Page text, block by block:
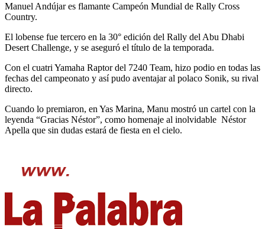
Manuel Andújar es flamante Campeón Mundial de Rally Cross
Country.
El lobense fue tercero en la 30° edición del Rally del Abu Dhabi
Desert Challenge, y se aseguró el título de la temporada.
Con el cuatri Yamaha Raptor del 7240 Team, hizo podio en todas las
fechas del campeonato y así pudo aventajar al polaco Sonik, su rival
directo.
Cuando lo premiaron, en Yas Marina, Manu mostró un cartel con la
leyenda “Gracias Néstor”, como homenaje al inolvidable Néstor
Apella que sin dudas estará de fiesta en el cielo.